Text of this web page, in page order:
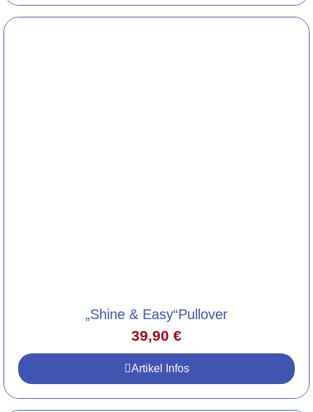
„Shine & Easy“Pullover
39,90 €
Artikel Infos